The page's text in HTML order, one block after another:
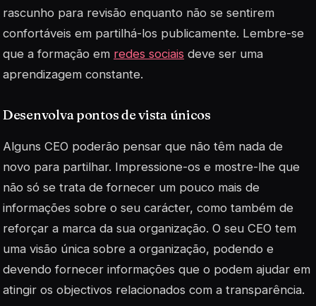
rascunho para revisão enquanto não se sentirem
confortáveis em partilhá-los publicamente. Lembre-se
que a formação em redes sociais deve ser uma
aprendizagem constante.
Desenvolva pontos de vista únicos
Alguns CEO poderão pensar que não têm nada de
novo para partilhar. Impressione-os e mostre-lhe que
não só se trata de fornecer um pouco mais de
informações sobre o seu carácter, como também de
reforçar a marca da sua organização. O seu CEO tem
uma visão única sobre a organização, podendo e
devendo fornecer informações que o podem ajudar em
atingir os objectivos relacionados com a transparência.